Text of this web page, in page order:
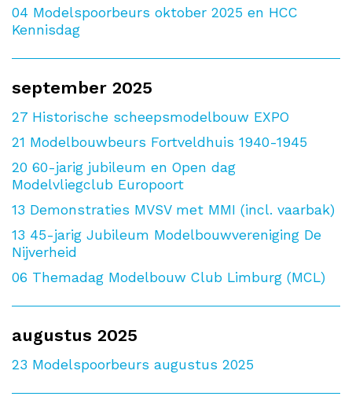
04 Modelspoorbeurs oktober 2025 en HCC
Kennisdag
september 2025
27 Historische scheepsmodelbouw EXPO
21 Modelbouwbeurs Fortveldhuis 1940-1945
20 60-jarig jubileum en Open dag
Modelvliegclub Europoort
13 Demonstraties MVSV met MMI (incl. vaarbak)
13 45-jarig Jubileum Modelbouwvereniging De
Nijverheid
06 Themadag Modelbouw Club Limburg (MCL)
augustus 2025
23 Modelspoorbeurs augustus 2025